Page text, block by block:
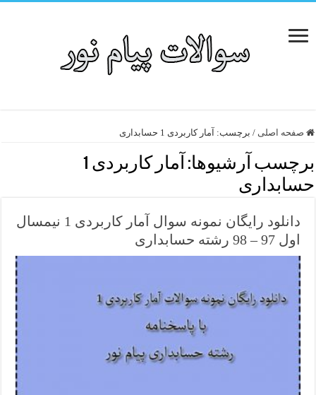
صفحه اصلی / برچسب: آمار کاربردی 1 حسابداری
برچسب آرشیوها:
آمار کاربردی 1
حسابداری
دانلود رایگان نمونه سوال آمار کاربردی 1 نیمسال
اول 97 – 98 رشته حسابداری